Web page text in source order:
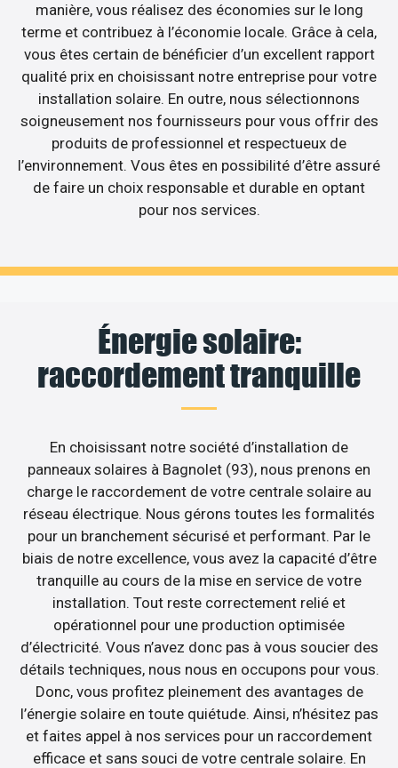
manière, vous réalisez des économies sur le long
terme et contribuez à l’économie locale. Grâce à cela,
vous êtes certain de bénéficier d’un excellent rapport
qualité prix en choisissant notre entreprise pour votre
installation solaire. En outre, nous sélectionnons
soigneusement nos fournisseurs pour vous offrir des
produits de professionnel et respectueux de
l’environnement. Vous êtes en possibilité d’être assuré
de faire un choix responsable et durable en optant
pour nos services.
Énergie solaire:
raccordement tranquille
En choisissant notre société d’installation de
panneaux solaires à Bagnolet (93), nous prenons en
charge le raccordement de votre centrale solaire au
réseau électrique. Nous gérons toutes les formalités
pour un branchement sécurisé et performant. Par le
biais de notre excellence, vous avez la capacité d’être
tranquille au cours de la mise en service de votre
installation. Tout reste correctement relié et
opérationnel pour une production optimisée
d’électricité. Vous n’avez donc pas à vous soucier des
détails techniques, nous nous en occupons pour vous.
Donc, vous profitez pleinement des avantages de
l’énergie solaire en toute quiétude. Ainsi, n’hésitez pas
et faites appel à nos services pour un raccordement
efficace et sans souci de votre centrale solaire. En